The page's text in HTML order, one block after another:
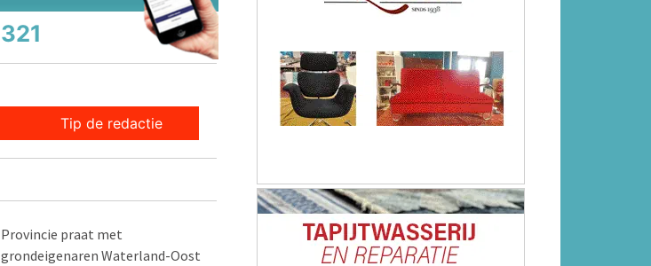
Tip de redactie
Provincie praat met
grondeigenaren Waterland-Oost